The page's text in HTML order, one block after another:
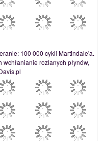
100 000 cykli Martindale'a.
rozlanych płynów,